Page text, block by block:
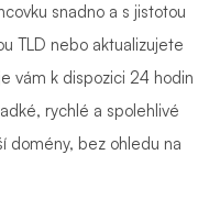
snadno a s jistotou
TLD nebo aktualizujete
vám k dispozici 24 hodin
rychlé a spolehlivé
domény, bez ohledu na